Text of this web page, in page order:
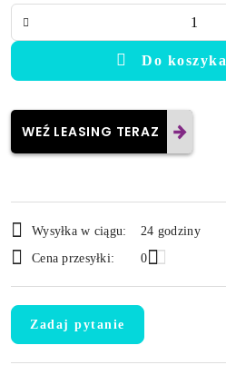
Do koszyka
WEŹ LEASING TERAZ
i
dostawa
Wysyłka w ciągu:
24 godziny
Cena przesyłki:
0
Zadaj pytanie